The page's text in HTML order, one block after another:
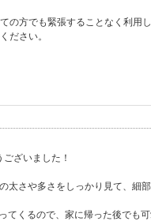
方でも緊張することなく利用
ださい。
ざいました！
太さや多さをしっかり見て、細
てくるので、家に帰った後でも